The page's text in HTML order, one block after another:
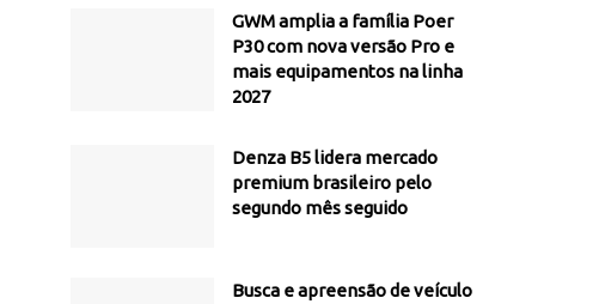
GWM amplia a família Poer
P30 com nova versão Pro e
mais equipamentos na linha
2027
Denza B5 lidera mercado
premium brasileiro pelo
segundo mês seguido
Busca e apreensão de veículo